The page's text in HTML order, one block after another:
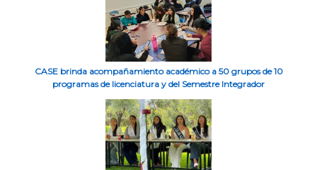
CASE brinda acompañamiento académico a 50 grupos de 10
programas de licenciatura y del Semestre Integrador